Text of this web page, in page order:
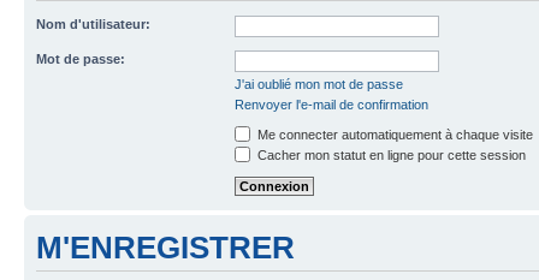
Nom d'utilisateur:
Mot de passe:
J'ai oublié mon mot de passe
Renvoyer l'e-mail de confirmation
Me connecter automatiquement à chaque visite
Cacher mon statut en ligne pour cette session
M'ENREGISTRER